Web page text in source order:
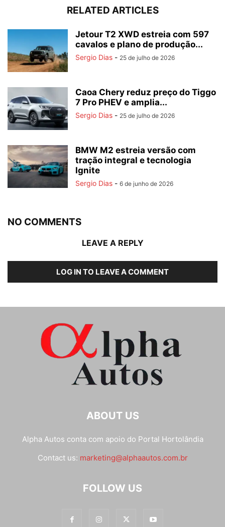
RELATED ARTICLES
Jetour T2 XWD estreia com 597
cavalos e plano de produção...
Sergio Dias - 25 de julho de 2026
Caoa Chery reduz preço do Tiggo
7 Pro PHEV e amplia...
Sergio Dias - 25 de julho de 2026
BMW M2 estreia versão com
tração integral e tecnologia
Ignite
Sergio Dias - 6 de junho de 2026
NO COMMENTS
LEAVE A REPLY
LOG IN TO LEAVE A COMMENT
ABOUT US
Alpha Autos conta com apoio do Portal Hortolândia
Contact us: marketing@alphaautos.com.br
FOLLOW US